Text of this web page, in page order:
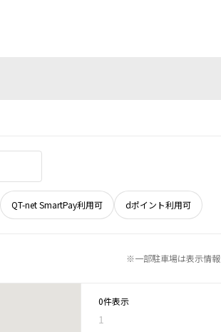
QT-net SmartPay利用可 dポイント利用可
※一部駐車場は表示情
0件表示
1